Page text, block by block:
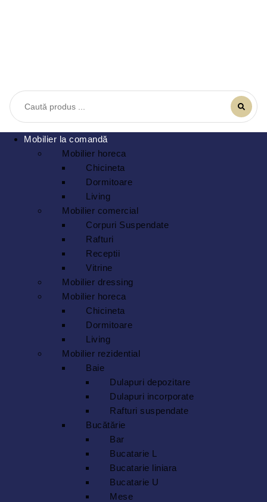
Mobilier la comandă
Mobilier horeca
Chicineta
Dormitoare
Living
Mobilier comercial
Corpuri Suspendate
Rafturi
Receptii
Vitrine
Mobilier dressing
Mobilier horeca
Chicineta
Dormitoare
Living
Mobilier rezidential
Baie
Dulapuri depozitare
Dulapuri incorporate
Rafturi suspendate
Bucătărie
Bar
Bucatarie L
Bucatarie liniara
Bucatarie U
Mese